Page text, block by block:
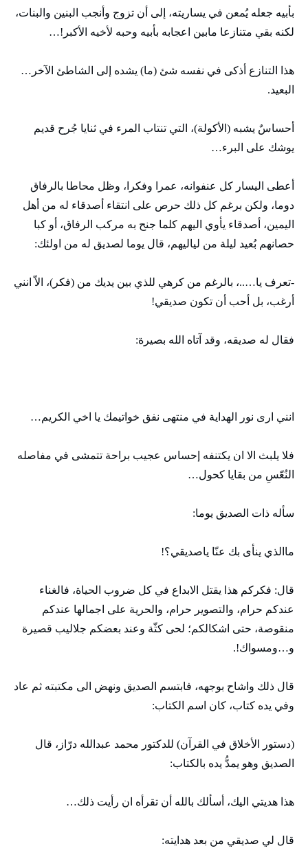
بأبيه جعله يُمعن في يساريته، إلى أن تزوج وأنجب البنين والبنات،
لكنه بقي متنازعا مابين اعجابه بأبيه وحبه لأخيه الأكبر!…
هذا التنازع أذكى في نفسه شئ (ما) يشده إلى الشاطئ الآخر…
البعيد.
أحساسٌ يشبه (الأكولة)، التي تنتاب المرء في ثنايا جُرح قديم
يوشك على البرء…
أعطى اليسار كل عنفوانه، عمرا وفكرا، وظل محاطا بالرفاق
دوما، ولكن برغم كل ذلك حرص على انتقاء أصدقاء له من أهل
اليمين، أصدقاء يأوي اليهم كلما جنح به مركب الرفاق، أو كبا
حصانهم بُعيد ليلة من لياليهم، قال يوما لصديق له من اولئك:
-تعرف يا…..، بالرغم من كرهي للذي بين يديك من (فكر)، الاّ انني
أرغب، بل أحب أن تكون صديقي!
فقال له صديقه، وقد آتاه الله بصيرة:
انني ارى نور الهداية في منتهى نفق خواتيمك يا اخي الكريم…
فلا يلبث الا ان يكتنفه إحساس عجيب براحة تتمشى في مفاصله
النُعّسِ من بقايا كحول…
سأله ذات الصديق يوما:
ماالذي ينأى بك عنّا ياصديقي؟!
قال: فكركم هذا يقتل الابداع في كل ضروب الحياة، فالغناء
عندكم حرام، والتصوير حرام، والحرية على اجمالها عندكم
منقوصة، حتى اشكالكم؛ لحى كثّة وعند بعضكم جلاليب قصيرة
و…ومسواك!.
قال ذلك واشاح بوجهه، فابتسم الصديق ونهض الى مكتبته ثم عاد
وفي يده كتاب، كان اسم الكتاب:
(دستور الأخلاق في القرآن) للدكتور محمد عبدالله درّاز، قال
الصديق وهو يمدُّ يده بالكتاب:
هذا هديتي اليك، أسألك بالله أن تقرأه ان رأيت ذلك…
قال لي صديقي من بعد هدايته: